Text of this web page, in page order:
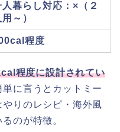
人暮らし対応：×（２
用～）
程度
程度に設計されてい
単に言うとカットミー
りのレシピ・海外風
のが特徴。